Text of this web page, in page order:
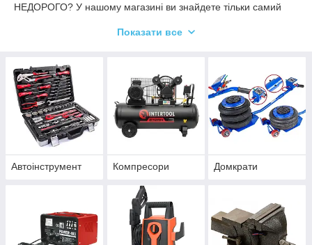
НЕДОРОГО? У нашому магазині ви знайдете тільки самий
продажем автоинструмента для СТО.
Показати все
Автоінструмент Компресори Домкрати